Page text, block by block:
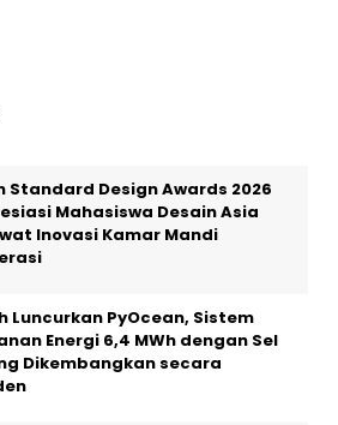
Standard Design Awards 2026
Mahasiswa Desain Asia
Inovasi Kamar Mandi
Luncurkan PyOcean, Sistem
Energi 6,4 MWh dengan Sel
Dikembangkan secara